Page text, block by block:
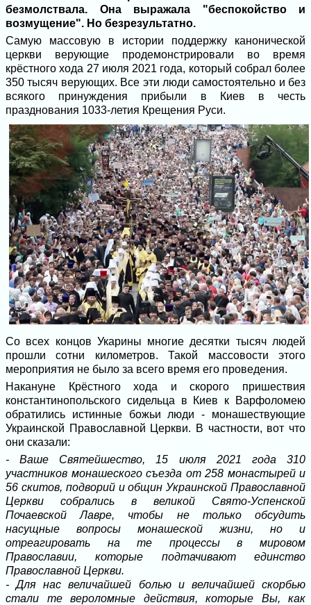
безмолствала. Она выражала "беспокойство и
возмущение". Но безрезультатно.
Самую массовую в истории поддержку канонической
церкви верующие продемонстрировали во время
крёстного хода 27 июля 2021 года, который собрал более
350 тысяч верующих. Все эти люди самостоятельно и без
всякого принуждения прибыли в Киев в честь
празднования 1033-летия Крещения Руси.
Со всех концов Укарины многие десятки тысяч людей
прошли сотни километров. Такой массовости этого
мероприятия не было за всего время его проведения.
Накануне Крёстного хода и скорого пришествия
константинопольского сидельца в Киев к Варфоломею
обратились истинные божьи люди - монашествующие
Украинской Православной Церкви. В частности, вот что
они сказали:
- Ваше Святейшество, 15 июля 2021 года 310
участников монашеского съезда от 258 монастырей и
56 скитов, подворий и общин Украинской Православной
Церкви собрались в великой Свято-Успенской
Почаевской Лавре, чтобы не только обсудить
насущные вопросы монашеской жизни, но и
отреагировать на те процессы в мировом
Православии, которые подтачивают единство
Православной Церкви.
- Для нас величайшей болью и величайшей скорбью
стали те вероломные действия, которые Вы, как